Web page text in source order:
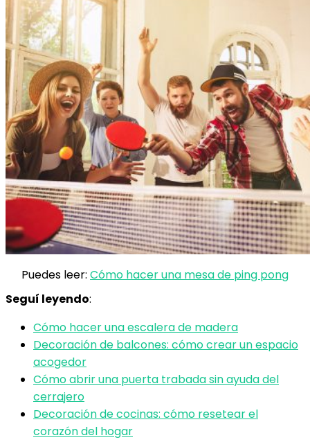
Puedes leer: Cómo hacer una mesa de ping pong
Seguí leyendo:
Cómo hacer una escalera de madera
Decoración de balcones: cómo crear un espacio
acogedor
Cómo abrir una puerta trabada sin ayuda del
cerrajero
Decoración de cocinas: cómo resetear el
corazón del hogar